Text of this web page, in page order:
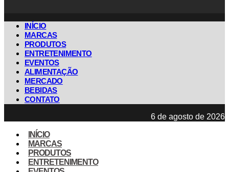
INÍCIO
MARCAS
PRODUTOS
ENTRETENIMENTO
EVENTOS
ALIMENTAÇÃO
MERCADO
BEBIDAS
CONTATO
6 de agosto de 2026
INÍCIO
MARCAS
PRODUTOS
ENTRETENIMENTO